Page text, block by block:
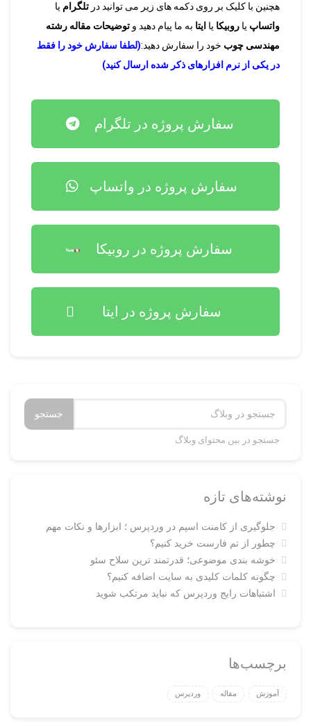
هچنین با کلیک بر روی دکمه های زیر می توانید در تلگرام یا
واتساپ یا روبیکا یا ایتا به ما پیام دهید و توضیحات مقاله رشته
مهندسی چوب خود را سفارش دهید:(لطفا سفارش خود را فقط
در یکی از نرم افزارهای ذکر شده ارسال کنید)
سفارش پروژه در تلگرام
سفارش پروژه در واتساپ
سفارش پروژه در روبیکا
سفارش پروژه در ایتا
جستجو
جستجو در بین محتوای وبلاگ
نوشته‌های تازه
جلوگیری از کامنت اسپم در وردپرس ؛ ابزارها و نکات مهم
چطور از تم فارست خرید کنیم؟
خوشه بندی موضوعی؛ قدرتمند ترین سلاح سئو
چگونه کلمات کلیدی به سایت اضافه کنیم؟
اشتباهات رایج وردپرس که نباید مرتکب شوید
برچسب‌ها
آموزش مقاله وردپرس